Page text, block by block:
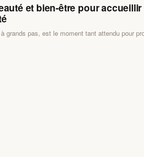
et bien-être pour accueillir
à grands pas, est le moment tant attendu pour